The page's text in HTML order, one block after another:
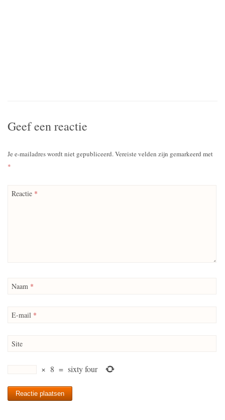
Geef een reactie
Je e-mailadres wordt niet gepubliceerd.Vereiste velden zijn gemarkeerd met
*
Reactie *
Naam *
E-mail *
Site
× 8 = sixty four